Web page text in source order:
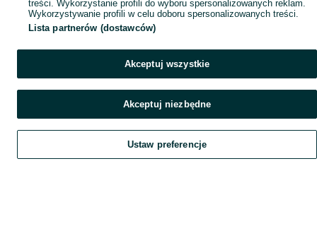
Szukaj Obserwujesz Dodaj Czat Konto
treści. Wykorzystanie profili do wyboru spersonalizowanych reklam.
Wykorzystywanie profili w celu doboru spersonalizowanych treści.
Lista partnerów (dostawców)
Akceptuj wszystkie
Akceptuj niezbędne
Ustaw preferencje